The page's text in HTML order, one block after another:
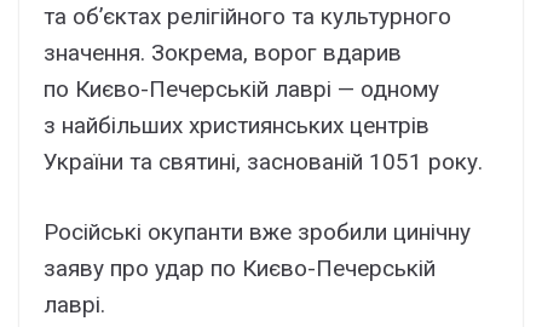
та об’єктах релігійного та культурного
значення. Зокрема, ворог вдарив
по Києво-Печерській лаврі — одному
з найбільших християнських центрів
України та святині, заснованій 1051 року.
Російські окупанти вже зробили цинічну
заяву про удар по Києво-Печерській
лаврі.